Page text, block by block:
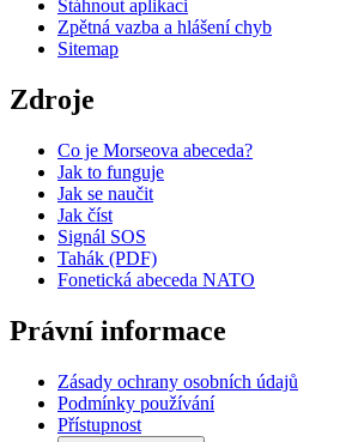
Stáhnout aplikaci
Zpětná vazba a hlášení chyb
Sitemap
Zdroje
Co je Morseova abeceda?
Jak to funguje
Jak se naučit
Jak číst
Signál SOS
Tahák (PDF)
Fonetická abeceda NATO
Právní informace
Zásady ochrany osobních údajů
Podmínky používání
Přístupnost